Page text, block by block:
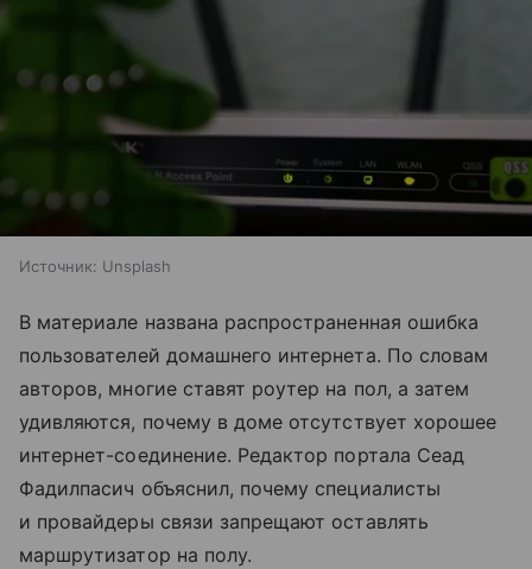
Источник: Unsplash
В материале названа распространенная ошибка
пользователей домашнего интернета. По словам
авторов, многие ставят роутер на пол, а затем
удивляются, почему в доме отсутствует хорошее
интернет-соединение. Редактор портала Сеад
Фадилпасич объяснил, почему специалисты
и провайдеры связи запрещают оставлять
маршрутизатор на полу.